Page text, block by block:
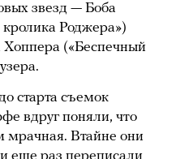
звезд — Боба
кролика Роджера»)
(«Беспечный
старта съемок
вдруг поняли, что
мрачная. Втайне они